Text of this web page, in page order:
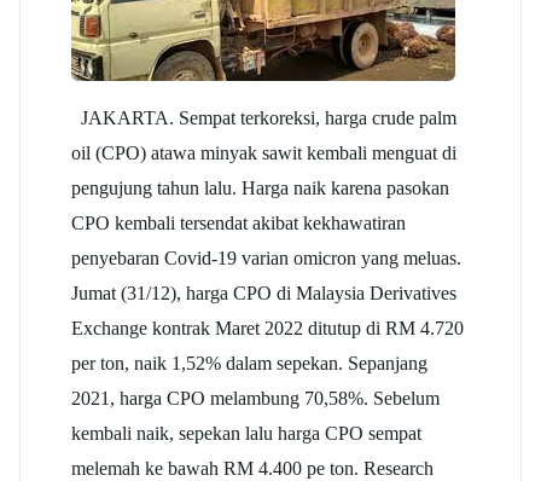
JAKARTA. Sempat terkoreksi, harga crude palm
oil (CPO) atawa minyak sawit kembali menguat di
pengujung tahun lalu. Harga naik karena pasokan
CPO kembali tersendat akibat kekhawatiran
penyebaran Covid-19 varian omicron yang meluas.
Jumat (31/12), harga CPO di Malaysia Derivatives
Exchange kontrak Maret 2022 ditutup di RM 4.720
per ton, naik 1,52% dalam sepekan. Sepanjang
2021, harga CPO melambung 70,58%. Sebelum
kembali naik, sepekan lalu harga CPO sempat
melemah ke bawah RM 4.400 pe ton. Research